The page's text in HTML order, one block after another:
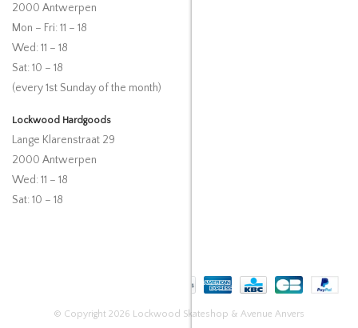
2000 Antwerpen
Mon – Fri: 11 – 18
Wed: 11 – 18
Sat: 10 – 18
(every 1st Sunday of the month)
Lockwood Hardgoods
Lange Klarenstraat 29
2000 Antwerpen
Wed: 11 – 18
Sat: 10 – 18
© Copyright 2026 Lockwood Skateshop & Avenue Anvers